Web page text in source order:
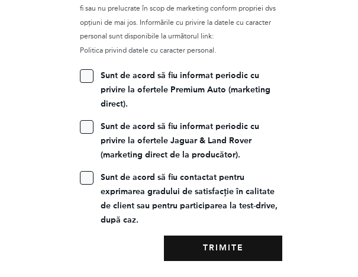
fi sau nu prelucrate în scop de marketing conform propriei dvs
opțiuni de mai jos. Informările cu privire la datele cu caracter
personal sunt disponibile la următorul link:
Politica privind datele cu caracter personal.
Sunt de acord să fiu informat periodic cu
privire la ofertele Premium Auto (marketing
direct).
Sunt de acord să fiu informat periodic cu
privire la ofertele Jaguar & Land Rover
(marketing direct de la producător).
Sunt de acord să fiu contactat pentru
exprimarea gradului de satisfacție în calitate
de client sau pentru participarea la test-drive,
după caz.